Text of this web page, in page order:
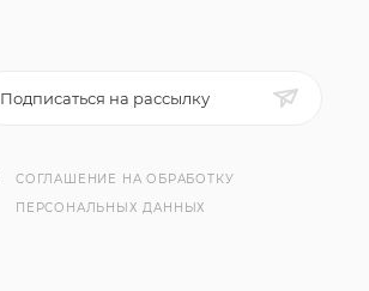
Подписаться на рассылку
СОГЛАШЕНИЕ НА ОБРАБОТКУ
ПЕРСОНАЛЬНЫХ ДАННЫХ